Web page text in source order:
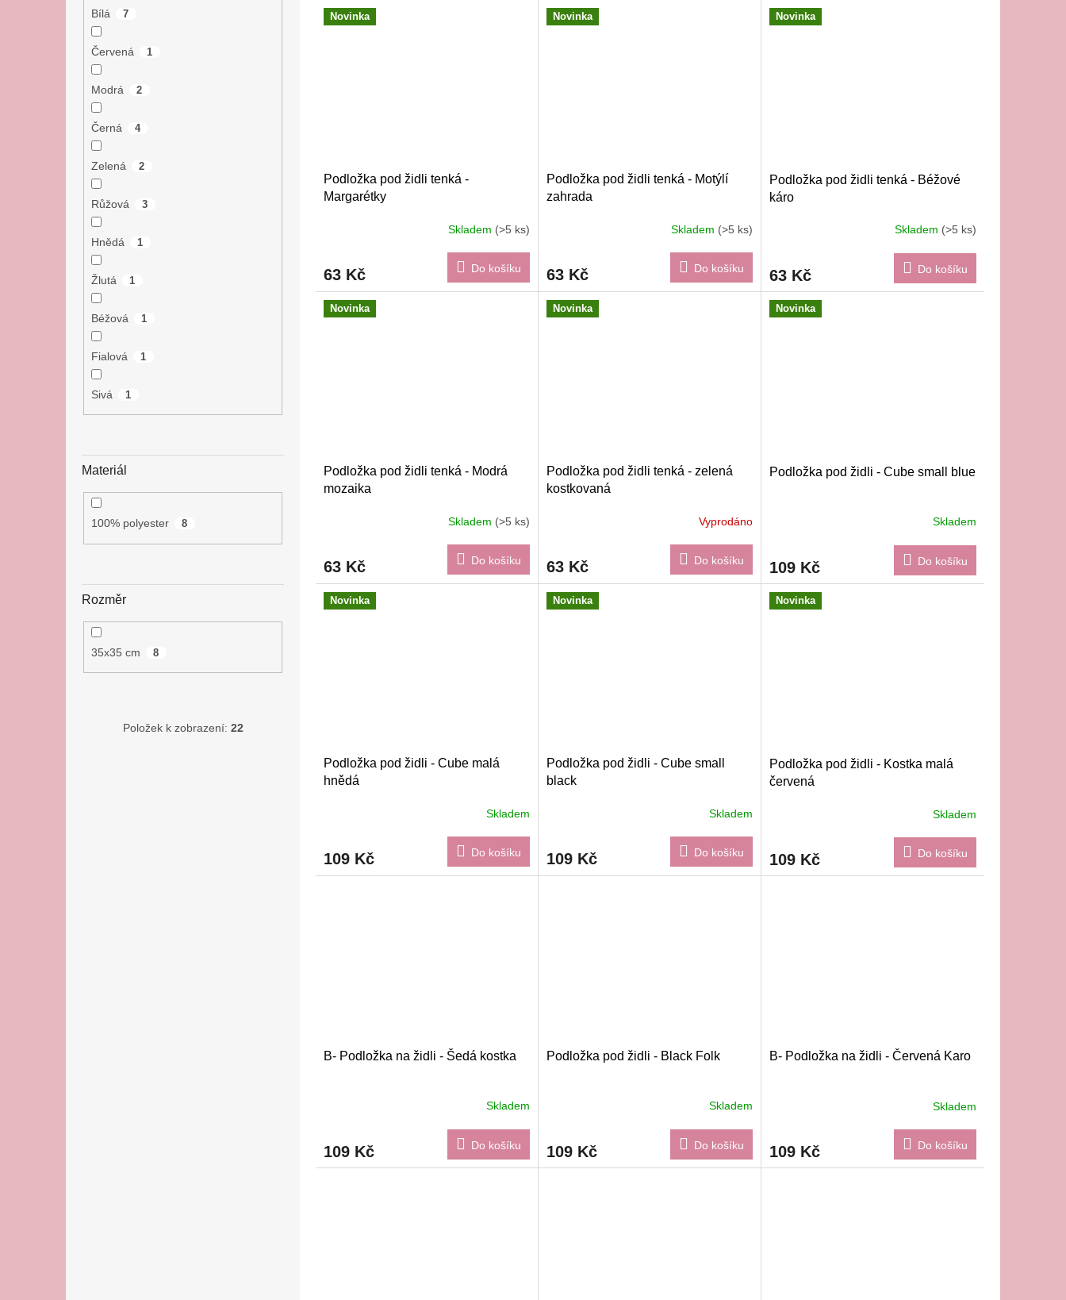
Bílá 7
Červená 1
Modrá 2
Černá 4
Zelená 2
Růžová 3
Hnědá 1
Žlutá 1
Béžová 1
Fialová 1
Sivá 1
Materiál
100% polyester 8
Rozměr
35x35 cm 8
Položek k zobrazení: 22
Novinka
Podložka pod židli tenká -
Margarétky
Skladem (>5 ks)
63 Kč Do košíku
Novinka
Podložka pod židli tenká - Motýlí
zahrada
Skladem (>5 ks)
63 Kč Do košíku
Novinka
Podložka pod židli tenká - Béžové
káro
Skladem (>5 ks)
63 Kč Do košíku
Novinka
Podložka pod židli tenká - Modrá
mozaika
Skladem (>5 ks)
63 Kč Do košíku
Novinka
Podložka pod židli tenká - zelená
kostkovaná
Vyprodáno
63 Kč Do košíku
Novinka
Podložka pod židli - Cube small blue
Skladem
109 Kč Do košíku
Novinka
Podložka pod židli - Cube malá
hnědá
Skladem
109 Kč Do košíku
Novinka
Podložka pod židli - Cube small
black
Skladem
109 Kč Do košíku
Novinka
Podložka pod židli - Kostka malá
červená
Skladem
109 Kč Do košíku
B- Podložka na židli - Šedá kostka
Skladem
109 Kč Do košíku
Podložka pod židli - Black Folk
Skladem
109 Kč Do košíku
B- Podložka na židli - Červená Karo
Skladem
109 Kč Do košíku